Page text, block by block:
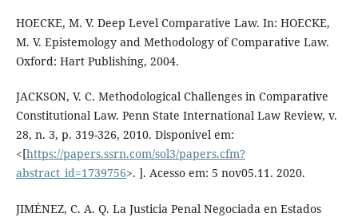
HOECKE, M. V. Deep Level Comparative Law. In: HOECKE,
M. V. Epistemology and Methodology of Comparative Law.
Oxford: Hart Publishing, 2004.
JACKSON, V. C. Methodological Challenges in Comparative
Constitutional Law. Penn State International Law Review, v.
28, n. 3, p. 319-326, 2010. Disponivel em:
<[https://papers.ssrn.com/sol3/papers.cfm?
abstract_id=1739756>. ]. Acesso em: 5 nov05.11. 2020.
JIMÉNEZ, C. A. Q. La Justicia Penal Negociada en Estados